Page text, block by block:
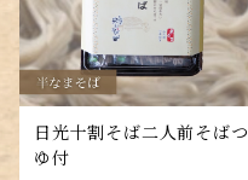
日光十割そば二人前そばつ
ゆ付